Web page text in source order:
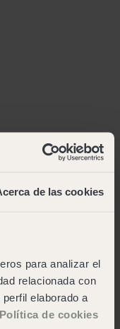
de las cookies
para analizar el
relacionada con
elaborado a
Política de cookies